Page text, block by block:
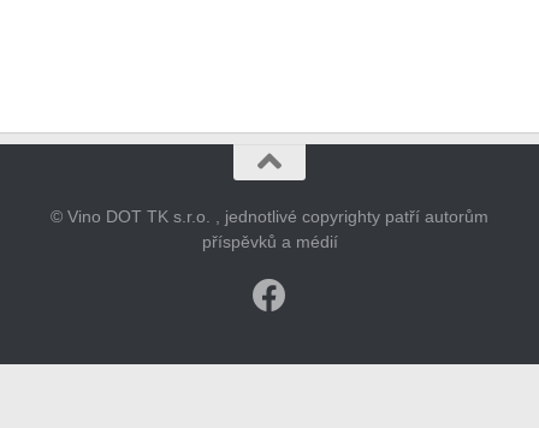
© Vino DOT TK s.r.o. , jednotlivé copyrighty patří autorům
příspěvků a médií